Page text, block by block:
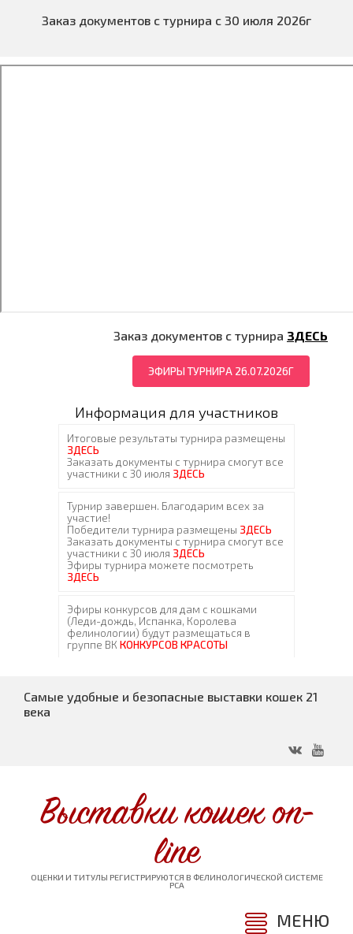
Заказ документов с турнира с 30 июля 2026г
Заказ документов с турнира ЗДЕСЬ
ЭФИРЫ ТУРНИРА 26.07.2026Г
Информация для участников
Самые удобные и безопасные выставки кошек 21
века
Выставки кошек on-
line
ОЦЕНКИ И ТИТУЛЫ РЕГИСТРИРУЮТСЯ В ФЕЛИНОЛОГИЧЕСКОЙ СИСТЕМЕ
PCA
МЕНЮ